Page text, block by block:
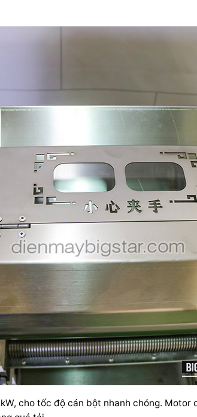
cho tốc độ cán bột nhanh chóng. Motor